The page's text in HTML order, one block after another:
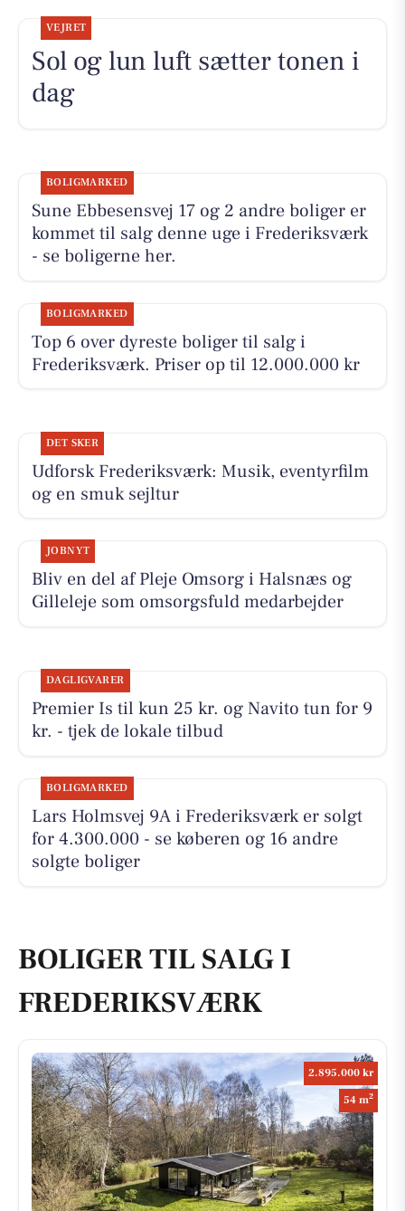
VEJRET
Sol og lun luft sætter tonen i
dag
BOLIGMARKED
Sune Ebbesensvej 17 og 2 andre boliger er
kommet til salg denne uge i Frederiksværk
- se boligerne her.
BOLIGMARKED
Top 6 over dyreste boliger til salg i
Frederiksværk. Priser op til 12.000.000 kr
DET SKER
Udforsk Frederiksværk: Musik, eventyrfilm
og en smuk sejltur
JOBNYT
Bliv en del af Pleje Omsorg i Halsnæs og
Gilleleje som omsorgsfuld medarbejder
DAGLIGVARER
Premier Is til kun 25 kr. og Navito tun for 9
kr. - tjek de lokale tilbud
BOLIGMARKED
Lars Holmsvej 9A i Frederiksværk er solgt
for 4.300.000 - se køberen og 16 andre
solgte boliger
BOLIGER TIL SALG I
FREDERIKSVÆRK
2.895.000 kr
54 m2